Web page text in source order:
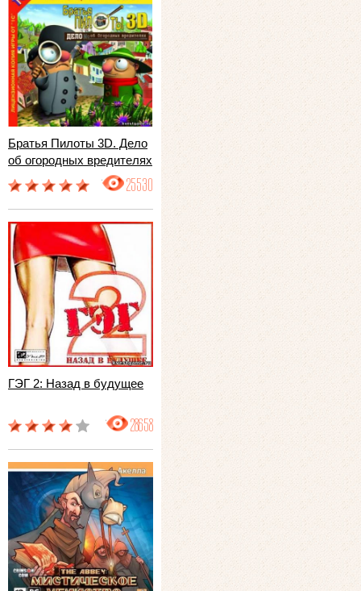
Братья Пилоты 3D. Дело
об огородных вредителях
25530
ГЭГ 2: Назад в будущее
28658